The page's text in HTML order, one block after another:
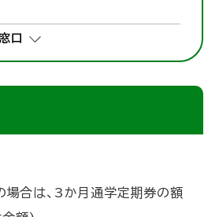
口
合は、3か月通学定期券の額